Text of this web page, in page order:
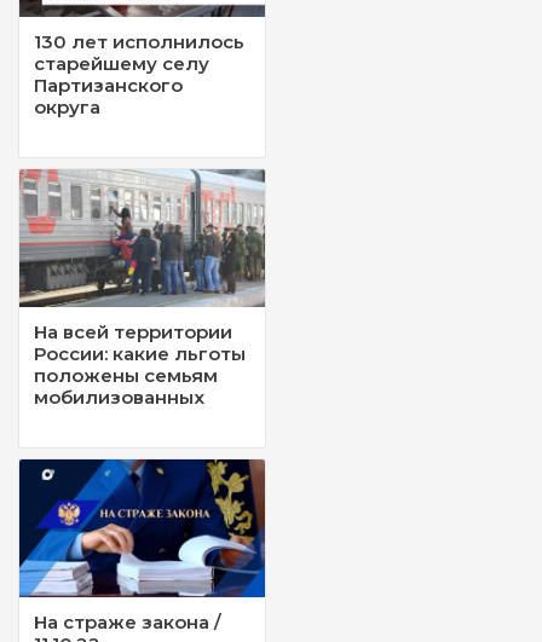
130 лет исполнилось
старейшему селу
Партизанского
округа
На всей территории
России: какие льготы
положены семьям
мобилизованных
На страже закона /